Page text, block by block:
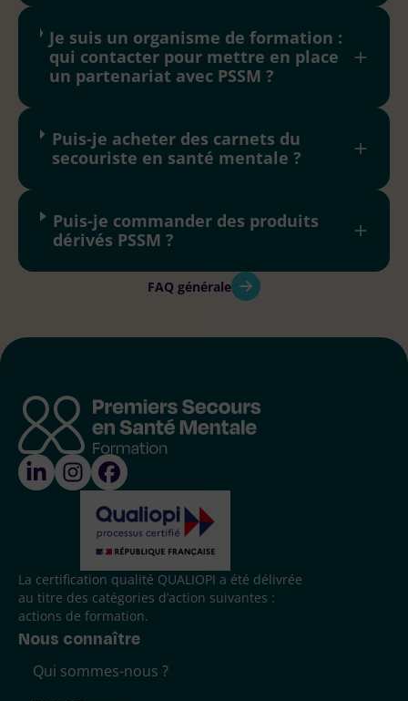
Je suis un organisme de formation :
qui contacter pour mettre en place
un partenariat avec PSSM ?
Puis-je acheter des carnets du
secouriste en santé mentale ?
Puis-je commander des produits
dérivés PSSM ?
FAQ générale
La certification qualité QUALIOPI a été délivrée
au titre des catégories d’action suivantes :
actions de formation.
Nous connaître
Qui sommes-nous ?